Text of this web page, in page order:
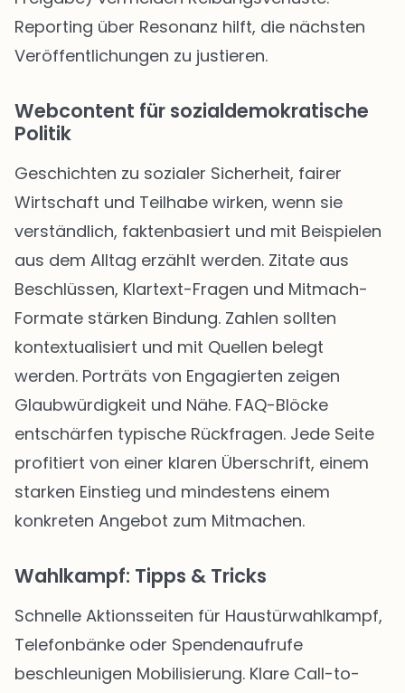
Reporting über Resonanz hilft, die nächsten
Veröffentlichungen zu justieren.
Webcontent für sozialdemokratische
Politik
Geschichten zu sozialer Sicherheit, fairer
Wirtschaft und Teilhabe wirken, wenn sie
verständlich, faktenbasiert und mit Beispielen
aus dem Alltag erzählt werden. Zitate aus
Beschlüssen, Klartext-Fragen und Mitmach-
Formate stärken Bindung. Zahlen sollten
kontextualisiert und mit Quellen belegt
werden. Porträts von Engagierten zeigen
Glaubwürdigkeit und Nähe. FAQ-Blöcke
entschärfen typische Rückfragen. Jede Seite
profitiert von einer klaren Überschrift, einem
starken Einstieg und mindestens einem
konkreten Angebot zum Mitmachen.
Wahlkampf: Tipps & Tricks
Schnelle Aktionsseiten für Haustürwahlkampf,
Telefonbänke oder Spendenaufrufe
beschleunigen Mobilisierung. Klare Call-to-